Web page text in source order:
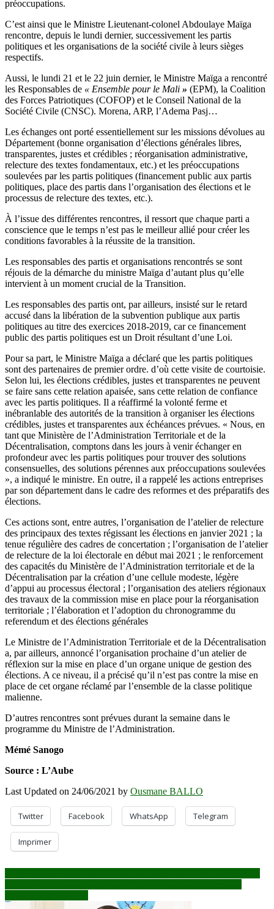
préoccupations.
C’est ainsi que le Ministre Lieutenant-colonel Abdoulaye Maïga
rencontre, depuis le lundi dernier, successivement les partis
politiques et les organisations de la société civile à leurs sièges
respectifs.
Aussi, le lundi 21 et le 22 juin dernier, le Ministre Maïga a rencontré
les Responsables de « Ensemble pour le Mali » (EPM), la Coalition
des Forces Patriotiques (COFOP) et le Conseil National de la
Société Civile (CNSC). Morena, ARP, l’Adema Pasj…
Les échanges ont porté essentiellement sur les missions dévolues au
Département (bonne organisation d’élections générales libres,
transparentes, justes et crédibles ; réorganisation administrative,
relecture des textes fondamentaux, etc.) et les préoccupations
soulevées par les partis politiques (financement public aux partis
politiques, place des partis dans l’organisation des élections et le
processus de relecture des textes, etc.).
À l’issue des différentes rencontres, il ressort que chaque parti a
conscience que le temps n’est pas le meilleur allié pour créer les
conditions favorables à la réussite de la transition.
Les responsables des partis et organisations rencontrés se sont
réjouis de la démarche du ministre Maïga d’autant plus qu’elle
intervient à un moment crucial de la Transition.
Les responsables des partis ont, par ailleurs, insisté sur le retard
accusé dans la libération de la subvention publique aux partis
politiques au titre des exercices 2018-2019, car ce financement
public des partis politiques est un Droit résultant d’une Loi.
Pour sa part, le Ministre Maïga a déclaré que les partis politiques
sont des partenaires de premier ordre. d’où cette visite de courtoisie.
Selon lui, les élections crédibles, justes et transparentes ne peuvent
se faire sans cette relation apaisée, sans cette relation de confiance
avec les partis politiques. Il a réaffirmé la volonté ferme et
inébranlable des autorités de la transition à organiser les élections
crédibles, justes et transparentes aux échéances prévues. « Nous, en
tant que Ministère de l’Administration Territoriale et de la
Décentralisation, comptons dans les jours à venir échanger en
profondeur avec les partis politiques pour trouver des solutions
consensuelles, des solutions pérennes aux préoccupations soulevées
», a indiqué le ministre. En outre, il a rappelé les actions entreprises
par son département dans le cadre des reformes et des préparatifs des
élections.
Ces actions sont, entre autres, l’organisation de l’atelier de relecture
des principaux des textes régissant les élections en janvier 2021 ; la
tenue régulière des cadres de concertation ; l’organisation de l’atelier
de relecture de la loi électorale en début mai 2021 ; le renforcement
des capacités du Ministère de l’Administration territoriale et de la
Décentralisation par la création d’une cellule modeste, légère
d’appui au processus électoral ; l’organisation des ateliers régionaux
des travaux de la commission mise en place pour la réorganisation
territoriale ; l’élaboration et l’adoption du chronogramme du
referendum et des élections générales
Le Ministre de l’Administration Territoriale et de la Décentralisation
a, par ailleurs, annoncé l’organisation prochaine d’un atelier de
réflexion sur la mise en place d’un organe unique de gestion des
élections. A ce niveau, il a précisé qu’il n’est pas contre la mise en
place de cet organe réclamé par l’ensemble de la classe politique
malienne.
D’autres rencontres sont prévues durant la semaine dans le
programme du Ministre de l’Administration.
Mémé Sanogo
Source : L’Aube
Last Updated on 24/06/2021 by Ousmane BALLO
Twitter Facebook WhatsApp Telegram
Imprimer
Navigation
de